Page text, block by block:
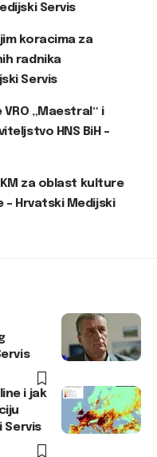
Servis
koracima za
radnika
Servis
„Maestral“ i
HNS BiH –
KM za oblast kulture
Hrvatski Medijski
i jak
Servis